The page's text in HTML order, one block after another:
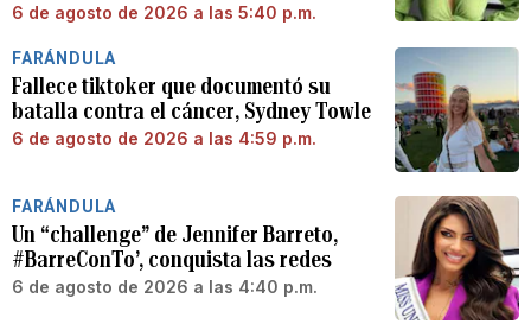
6 de agosto de 2026 a las 5:40 p.m.
FARÁNDULA
Fallece tiktoker que documentó su
batalla contra el cáncer, Sydney Towle
6 de agosto de 2026 a las 4:59 p.m.
FARÁNDULA
Un “challenge” de Jennifer Barreto,
#BarreConTo’, conquista las redes
6 de agosto de 2026 a las 4:40 p.m.